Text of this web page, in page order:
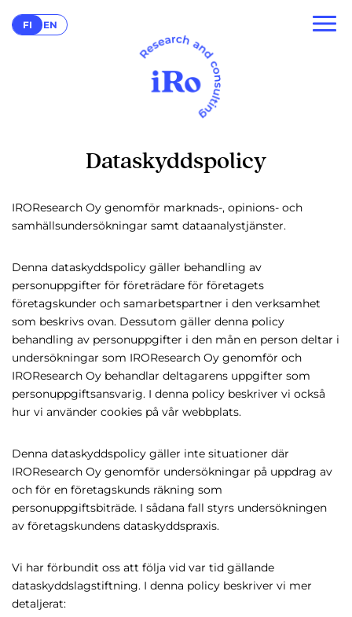
FI EN
Dataskyddspolicy
IROResearch Oy genomför marknads-, opinions- och
samhällsundersökningar samt dataanalystjänster.
Denna dataskyddspolicy gäller behandling av
personuppgifter för företrädare för företagets
företagskunder och samarbetspartner i den verksamhet
som beskrivs ovan. Dessutom gäller denna policy
behandling av personuppgifter i den mån en person deltar i
undersökningar som IROResearch Oy genomför och
IROResearch Oy behandlar deltagarens uppgifter som
personuppgiftsansvarig. I denna policy beskriver vi också
hur vi använder cookies på vår webbplats.
Denna dataskyddspolicy gäller inte situationer där
IROResearch Oy genomför undersökningar på uppdrag av
och för en företagskunds räkning som
personuppgiftsbiträde. I sådana fall styrs undersökningen
av företagskundens dataskyddspraxis.
Vi har förbundit oss att följa vid var tid gällande
dataskyddslagstiftning. I denna policy beskriver vi mer
detaljerat: